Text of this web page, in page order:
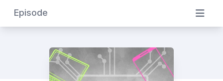
Episode